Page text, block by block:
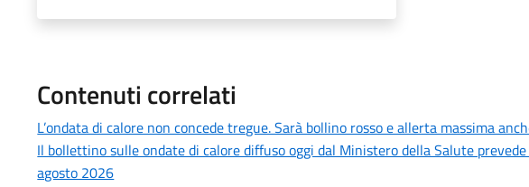
Contenuti correlati
L’ondata di calore non concede tregue. Sarà bollino rosso e allerta massima
Il bollettino sulle ondate di calore diffuso oggi dal Ministero della Salute
agosto 2026